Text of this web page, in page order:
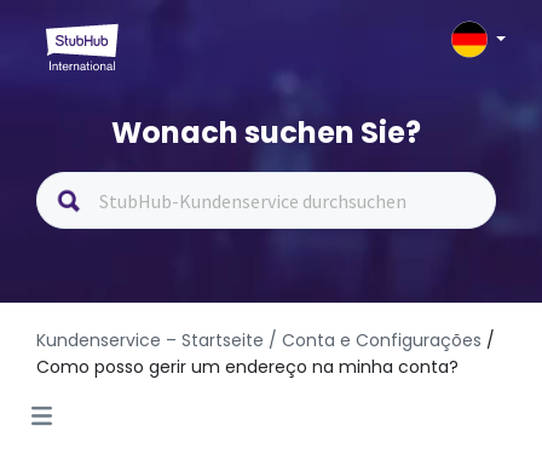
Wonach suchen Sie?
Kundenservice – Startseite / Conta e Configurações /
Como posso gerir um endereço na minha conta?